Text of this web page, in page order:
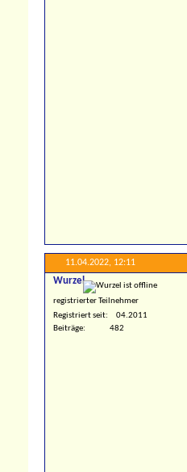
11.04.2022, 12:11
Wurzel
registrierter Teilnehmer
Registriert seit
04.2011
Beiträge
482